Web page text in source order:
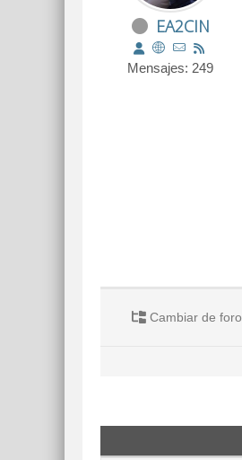
EA2CIN
Mensajes: 249
Cambiar de foro